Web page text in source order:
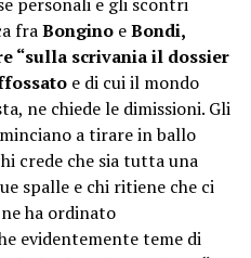
fraBonginoeBondi,
“sulla scrivania il dossier
e di cui il mondo
ne chiede le dimissioni. Gli
a tirare in ballo
crede che sia tutta una
spalle e chi ritiene che ci
ha ordinato
evidentemente teme di